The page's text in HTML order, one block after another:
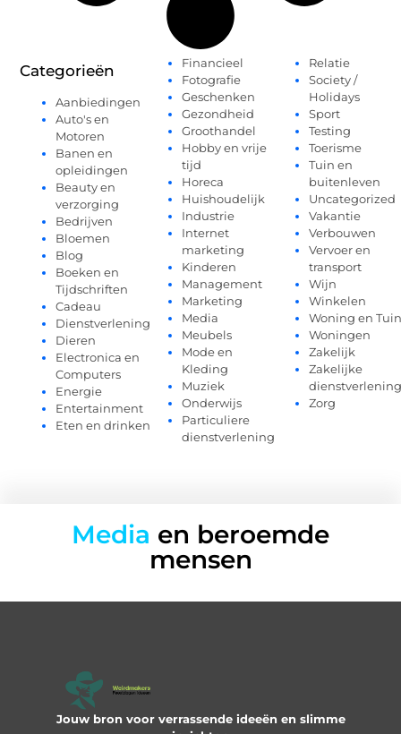
Categorieën
Aanbiedingen
Auto's en
Motoren
Banen en
opleidingen
Beauty en
verzorging
Bedrijven
Bloemen
Blog
Boeken en
Tijdschriften
Cadeau
Dienstverlening
Dieren
Electronica en
Computers
Energie
Entertainment
Eten en drinken
Financieel
Fotografie
Geschenken
Gezondheid
Groothandel
Hobby en vrije
tijd
Horeca
Huishoudelijk
Industrie
Internet
marketing
Kinderen
Management
Marketing
Media
Meubels
Mode en
Kleding
Muziek
Onderwijs
Particuliere
dienstverlening
Relatie
Society /
Holidays
Sport
Testing
Toerisme
Tuin en
buitenleven
Uncategorized
Vakantie
Verbouwen
Vervoer en
transport
Wijn
Winkelen
Woning en Tuin
Woningen
Zakelijk
Zakelijke
dienstverlening
Zorg
Media en beroemde
mensen
Jouw bron voor verrassende ideeën en slimme